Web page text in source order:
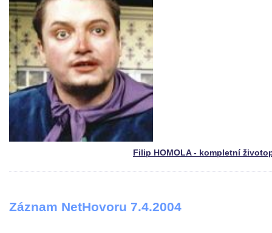
Filip HOMOLA - kompletní
Záznam NetHovoru 7.4.2004